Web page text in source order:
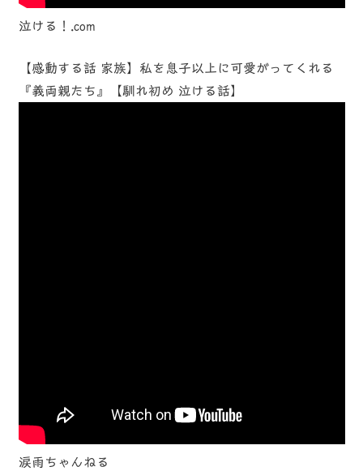
泣ける！.com
【感動する話 家族】私を息子以上に可愛がってくれる
『義両親たち』【馴れ初め 泣ける話】
涙雨ちゃんねる